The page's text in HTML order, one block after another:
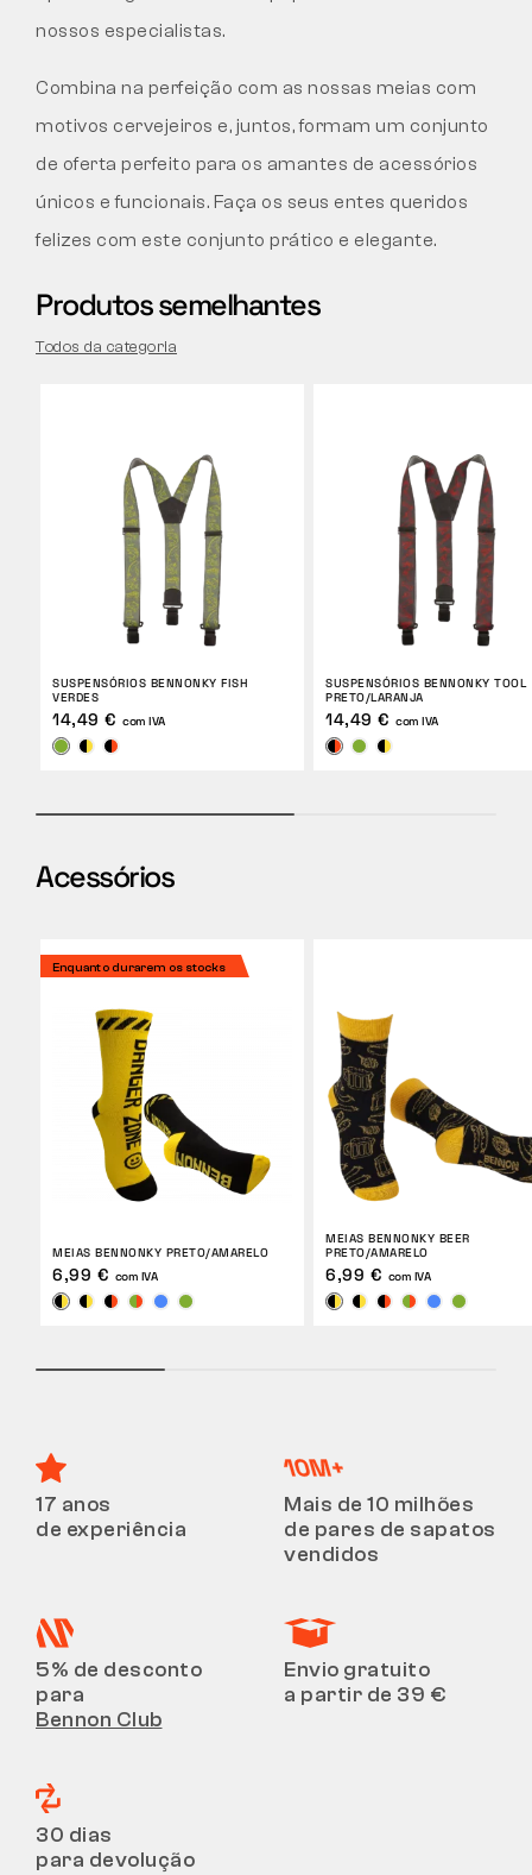
nossos especialistas.
Combina na perfeição com as nossas meias com
motivos cervejeiros e, juntos, formam um conjunto
de oferta perfeito para os amantes de acessórios
únicos e funcionais. Faça os seus entes queridos
felizes com este conjunto prático e elegante.
Produtos semelhantes
Todos da categoria
SUSPENSÓRIOS BENNONKY FISH
VERDES
14,49 € com IVA
SUSPENSÓRIOS BENNONKY TOOL
PRETO/LARANJA
14,49 € com IVA
Acessórios
Enquanto durarem os stocks
MEIAS BENNONKY PRETO/AMARELO
6,99 € com IVA
MEIAS BENNONKY BEER
PRETO/AMARELO
6,99 € com IVA
17 anos
de experiência
Mais de 10 milhões
de pares de sapatos
vendidos
5% de desconto
para
Bennon Club
Envio gratuito
a partir de 39 €
30 dias
para devolução